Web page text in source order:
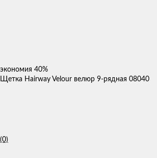
экономия 40%
Щетка Hairway Velour велюр 9-рядная 08040
(0)